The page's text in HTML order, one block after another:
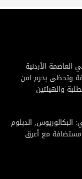
الشرق الأوسط عام 2005 م في العاصمة الأردنية
عن مركز المدينة ما يقرب 15 دقيقة وتحظى بحرم امن
والهيئتين
أكاديمية هي: البكالوريوس, الدبلوم
مستضافة مع أعرق